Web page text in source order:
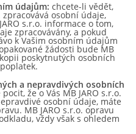
údajům: chcete-li vědět,
zpracovává osobní údaje,
s.r.o. informace o tom,
zpracovávány, a pokud
k Vašim osobním údajům
žádosti bude MB
poskytnutých osobních
a nepravdivých osobních
že o Vás MB JARO s.r.o.
osobní údaje, máte
MB JARO s.r.o. opravu
vždy však s ohledem